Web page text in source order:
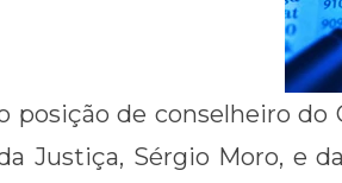
posição de conselheiro
Justiça, Sérgio Moro, e